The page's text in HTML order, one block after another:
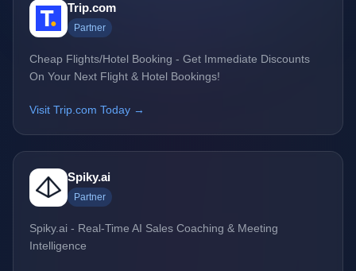
Trip.com
Partner
Cheap Flights/Hotel Booking - Get Immediate Discounts
On Your Next Flight & Hotel Bookings!
Visit Trip.com Today →
Spiky.ai
Partner
Spiky.ai - Real-Time AI Sales Coaching & Meeting
Intelligence